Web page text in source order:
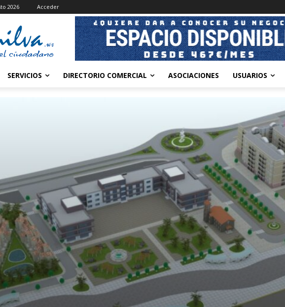
2026 Acceder
SERVICIOS DIRECTORIO COMERCIAL ASOCIACIONES USUARIOS